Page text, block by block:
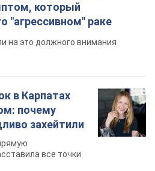
который
"агрессивном" раке
на это должного внимания
в Карпатах
почему
захейтили
все точки